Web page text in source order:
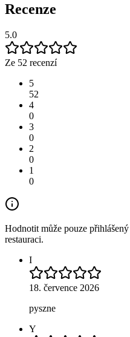
Recenze
5.0
Ze 52 recenzí
5
52
4
0
3
0
2
0
1
0
Hodnotit může pouze
restauraci.
I
18. července 2026
pyszne
Y